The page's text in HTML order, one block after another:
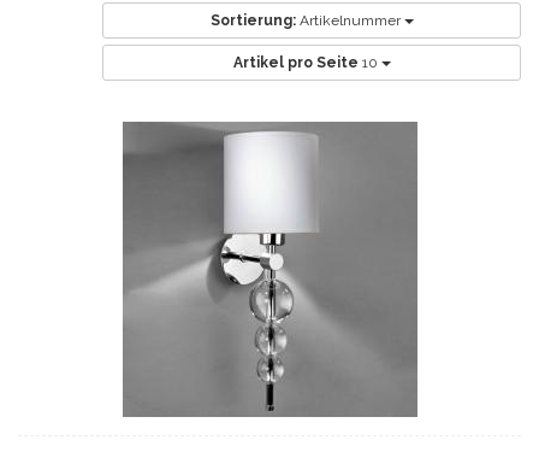
Sortierung: Artikelnummer
Artikel pro Seite 10